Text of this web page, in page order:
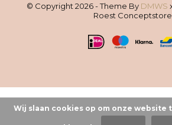
© Copyright 2026 - Theme By DMWS
Roest Conceptstore
Wij slaan cookies op om onze website